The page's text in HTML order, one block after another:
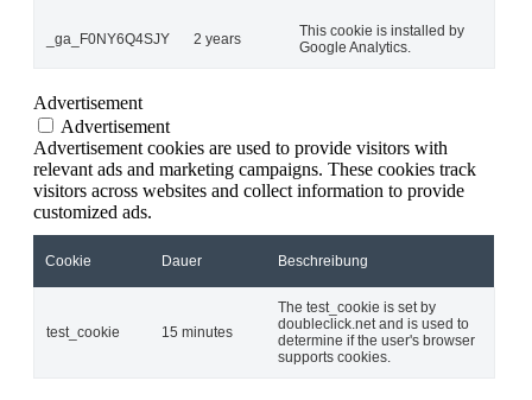
_ga_F0NY6Q4SJY 2 years
This cookie is installed by
Google Analytics.
Advertisement
Advertisement
Advertisement cookies are used to provide visitors with
relevant ads and marketing campaigns. These cookies track
visitors across websites and collect information to provide
customized ads.
Cookie Dauer Beschreibung
test_cookie 15 minutes
The test_cookie is set by
doubleclick.net and is used to
determine if the user's browser
supports cookies.